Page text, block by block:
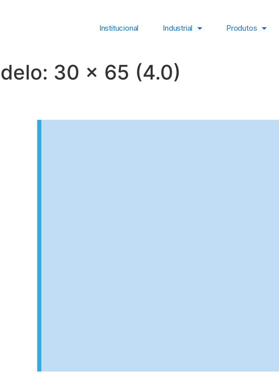
Institucional Industrial Produtos
30 x 65 (4.0)